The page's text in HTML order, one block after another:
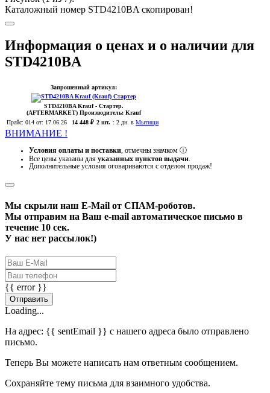
Каталожный номер STD4210BA скопирован!
Информация о ценах и о наличии для
STD4210BA
Запрошенный артикул:
STD4210BAKrauf- Стартер.
(AFTERMARKET) Производитель: Krauf
Прайс: 014 от: 17.06.26 14 448 ₽ 2 шт. : 2 дн. в Мытищи
ВНИМАНИЕ !
Условия оплаты и поставки , отмечны значком ⓘ
Все цены указаны для указанных пунктов выдачи
Дополнительные условия оговариваются с отделом продаж!
Мы скрыли наш E-Mail от СПАМ-роботов.
Мы отправим на Ваш e-mail автоматическое письмо в
течение 10 сек.
У нас нет рассылок!)
{{ error }}
Отправить
Loading...
На адрес: {{ sentEmail }} с нашего адреса было отправлено
письмо.
Теперь Вы можете написать нам ответным сообщением.
Сохраняйте тему письма для взаимного удобства.